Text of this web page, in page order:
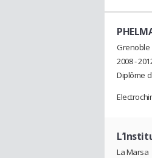
Grenoble
2008 -
Diplôme
La Marsa